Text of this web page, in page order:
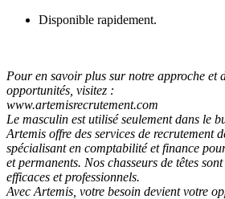
Disponible rapidement.
Pour en savoir plus sur notre approche et
opportunités, visitez :
www.artemisrecrutement.com
Le masculin est utilisé seulement dans le
Artemis offre des services de recrutement
spécialisant en comptabilité et finance
et permanents. Nos chasseurs de têtes
efficaces et professionnels.
Avec Artemis, votre besoin devient votre